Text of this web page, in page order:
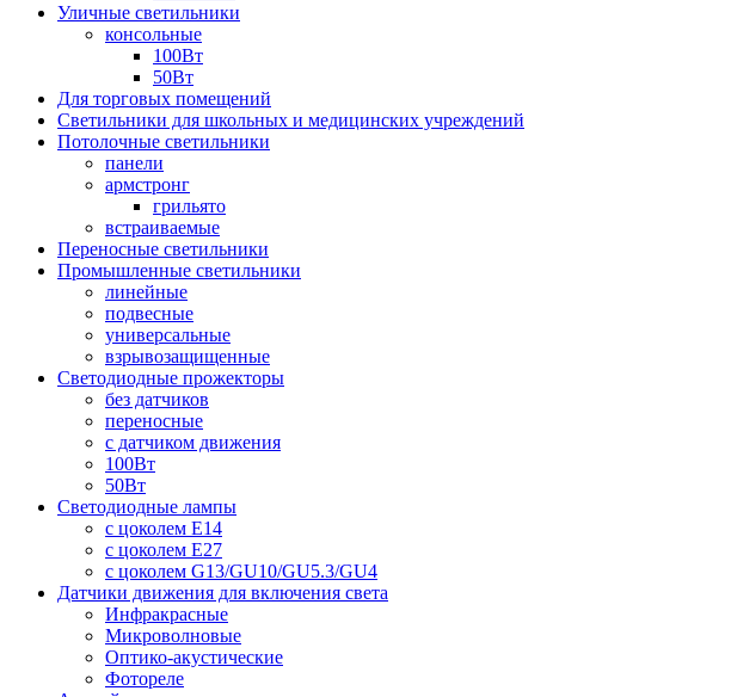
Уличные светильники
консольные
100Вт
50Вт
Для торговых помещений
Светильники для школьных и медицинских учреждений
Потолочные светильники
панели
армстронг
грильято
встраиваемые
Переносные светильники
Промышленные светильники
линейные
подвесные
универсальные
взрывозащищенные
Светодиодные прожекторы
без датчиков
переносные
с датчиком движения
100Вт
50Вт
Светодиодные лампы
с цоколем E14
с цоколем E27
с цоколем G13/GU10/GU5.3/GU4
Датчики движения для включения света
Инфракрасные
Микроволновые
Оптико-акустические
Фотореле